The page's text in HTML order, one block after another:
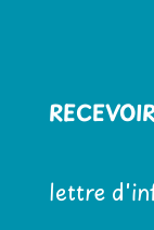
lettre